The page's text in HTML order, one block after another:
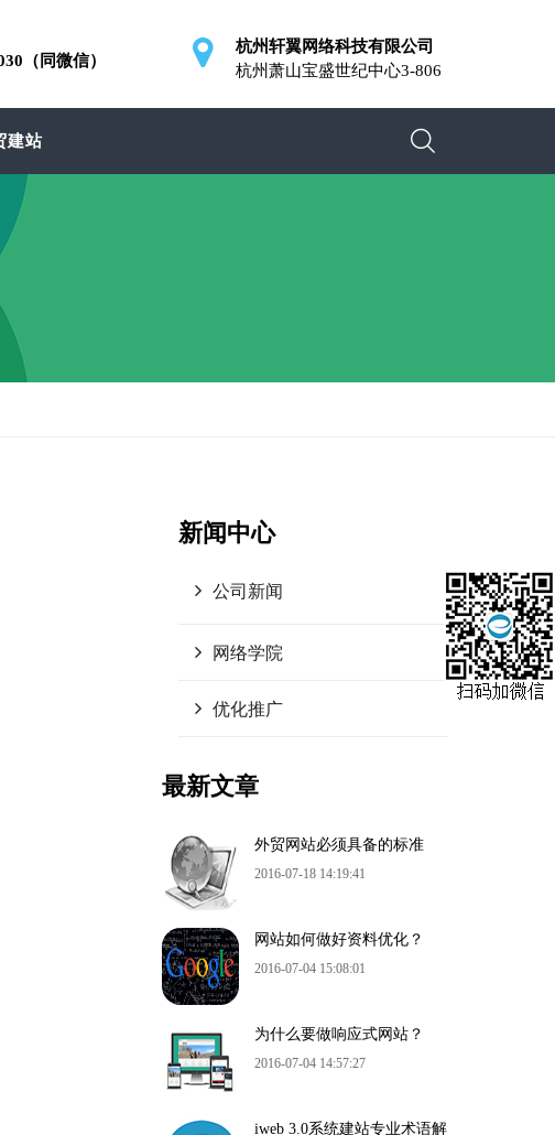
（同微信）
杭州轩翼网络科技有限公司
杭州萧山宝盛世纪中心3-806
建站
新闻中心
公司新闻
网络学院
优化推广
最新文章
外贸网站必须具备的标准
2016-07-18 14:19:41
网站如何做好资料优化？
2016-07-04 15:08:01
为什么要做响应式网站？
2016-07-04 14:57:27
iweb 3.0系统建站专业术语解